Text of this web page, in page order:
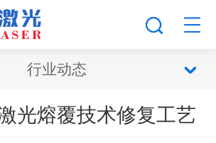
行业动态
光熔覆技术修复工艺